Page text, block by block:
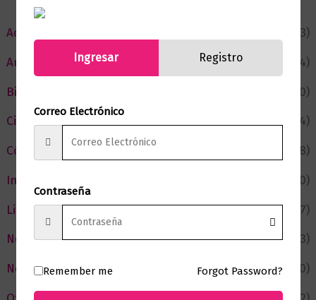
Actualidad
(53)
Autor del Mes
(4)
Bienestar
(230)
Ciencia y Conocimiento
(74)
Cómic y Fantasía
(88)
Infantil y Juvenil
(210)
Literatura
(367)
Negocios
(43)
Novedades
(110)
Ingresar Registro
Correo Electrónico
Contraseña
Remember me Forgot Password?